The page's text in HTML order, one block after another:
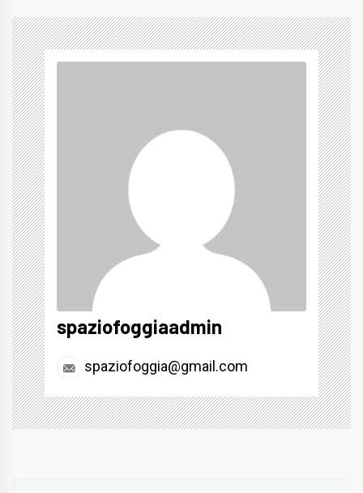
spaziofoggiaadmin
spaziofoggia@gmail.com